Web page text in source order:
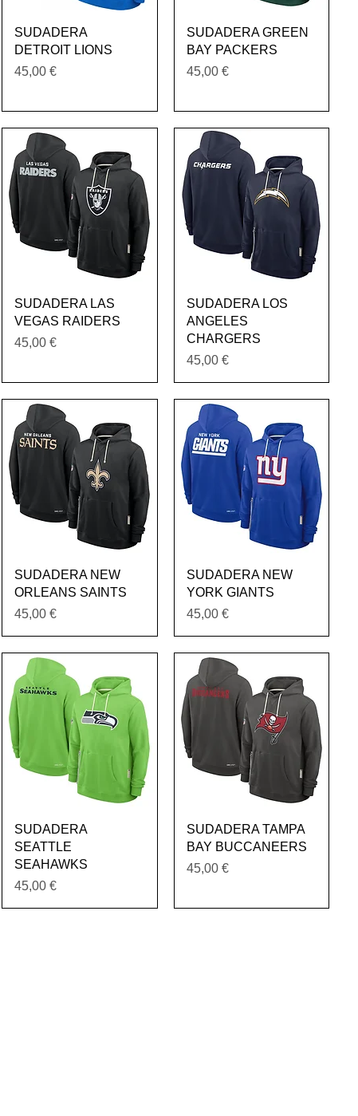
Vista rápida
SUDADERA
DETROIT LIONS
Precio
45,00 €
Vista rápida
SUDADERA GREEN
BAY PACKERS
Precio
45,00 €
Vista rápida
SUDADERA LAS
VEGAS RAIDERS
Precio
45,00 €
Vista rápida
SUDADERA LOS
ANGELES
CHARGERS
Precio
45,00 €
Vista rápida
SUDADERA NEW
ORLEANS SAINTS
Precio
45,00 €
Vista rápida
SUDADERA NEW
YORK GIANTS
Precio
45,00 €
Vista rápida
SUDADERA
SEATTLE
SEAHAWKS
Precio
45,00 €
Vista rápida
SUDADERA TAMPA
BAY BUCCANEERS
Precio
45,00 €